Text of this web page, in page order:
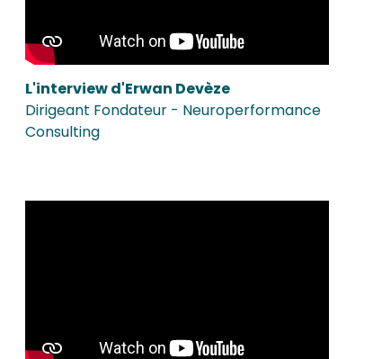
L'interview d'Erwan Devèze
Dirigeant Fondateur - Neuroperformance
Consulting